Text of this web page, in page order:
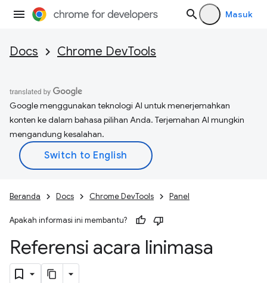
Masuk
Docs Chrome DevTools
Google menggunakan teknologi AI untuk menerjemahkan
konten ke dalam bahasa pilihan Anda. Terjemahan AI mungkin
mengandung kesalahan.
Beranda Docs Chrome DevTools Panel
Apakah informasi ini membantu?
Referensi acara linimasa